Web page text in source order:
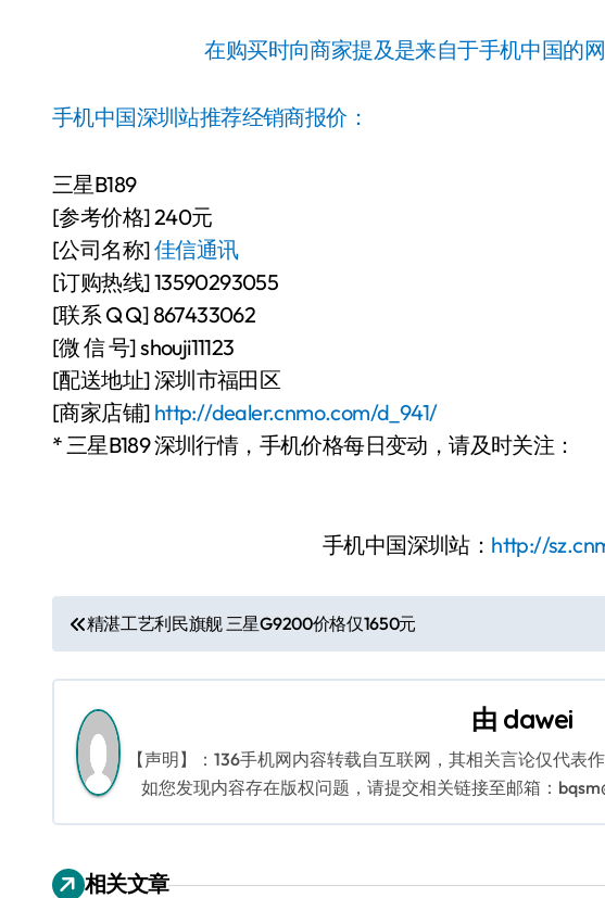
在购买时向商家提及是来自于手机中国的
手机中国深圳站推荐经销商报价：
三星B189
[参考价格] 240元
[公司名称]佳信通讯
[订购热线] 13590293055
[联系 Q Q] 867433062
[微 信 号] shouji11123
[配送地址] 深圳市福田区
[商家店铺] http://dealer.cnmo.com/d_941/
* 三星B189 深圳行情，手机价格每日变动，请及时关注：
手机中国深圳站： http://
文
章
导
航
精湛工艺利民旗舰 三星G9200价格仅1650元
由 dawei
【声明】：136手机网内容转载自互联网，其相关言论仅代表
如您发现内容存在版权问题，请提交相关链接至邮箱：
相关文章